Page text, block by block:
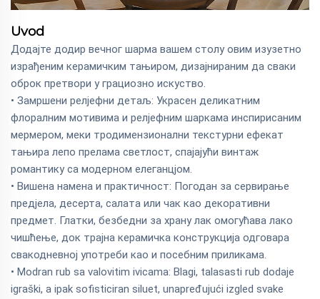
Uvod
Додајте додир вечног шарма вашем столу овим изузетно
израђеним керамичким тањиром, дизајнираним да сваки
оброк претвори у грациозно искуство.
• Замршени релјефни детаљ: Украсен деликатним
флоралним мотивима и релјефним шаркама инспирисаним
мермером, меки тродимензионални текстурни ефекат
тањира лепо прелама светлост, спајајући винтаж
романтику са модерном елеганцјом.
• Вишена намена и практичност: Погодан за сервирање
предјела, десерта, салата или чак као декоративни
предмет. Глатки, безбедни за храну лак омогућава лако
чишћење, док трајна керамичка конструкција одговара
свакодневној употреби као и посебним приликама.
• Modran rub sa valovitim ivicama: Blagi, talasasti rub dodaje
igraški, a ipak sofisticiran siluet, unapređujući izgled svake